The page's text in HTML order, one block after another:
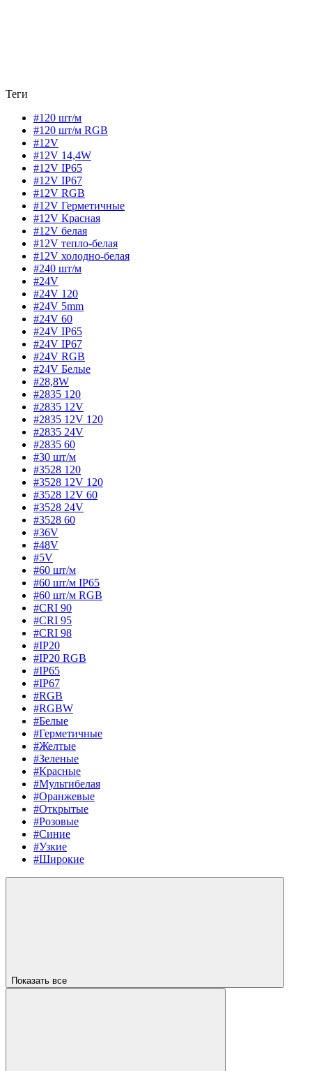
Теги
#120 шт/м
#120 шт/м RGB
#12V
#12V 14,4W
#12V IP65
#12V IP67
#12V RGB
#12V Герметичные
#12V Красная
#12V белая
#12V тепло-белая
#12V холодно-белая
#240 шт/м
#24V
#24V 120
#24V 5mm
#24V 60
#24V IP65
#24V IP67
#24V RGB
#24V Белые
#28,8W
#2835 120
#2835 12V
#2835 12V 120
#2835 24V
#2835 60
#30 шт/м
#3528 120
#3528 12V 120
#3528 12V 60
#3528 24V
#3528 60
#36V
#48V
#5V
#60 шт/м
#60 шт/м IP65
#60 шт/м RGB
#CRI 90
#CRI 95
#CRI 98
#IP20
#IP20 RGB
#IP65
#IP67
#RGB
#RGBW
#Белые
#Герметичные
#Желтые
#Зеленые
#Красные
#Мультибелая
#Оранжевые
#Открытые
#Розовые
#Синие
#Узкие
#Широкие
Показать все